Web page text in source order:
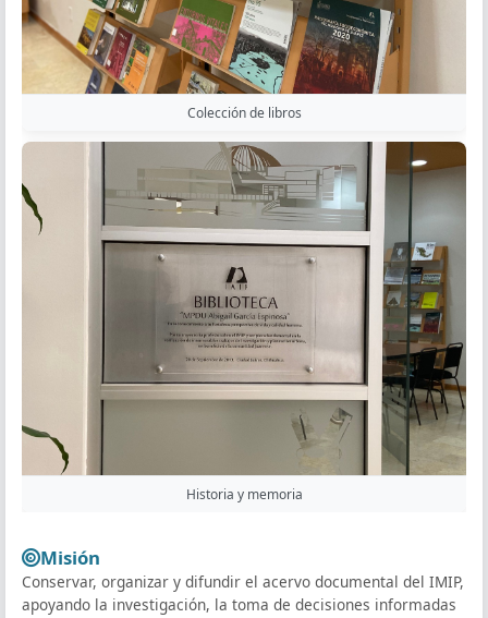
Colección de libros
Historia y memoria
Misión
Conservar, organizar y difundir el acervo documental del IMIP,
apoyando la investigación, la toma de decisiones informadas